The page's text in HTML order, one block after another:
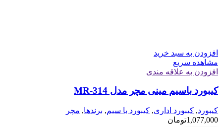
افزودن به سبد خرید
مشاهده سریع
افزودن به علاقه مندی
کیبورد باسیم مینی مچر مدل MR-314
کیبورد, کیبورد اداری, کیبورد با سیم, برندها, مچر
1,077,000تومان